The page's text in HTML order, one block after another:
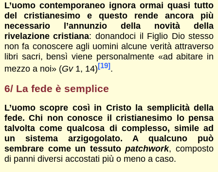
L’uomo contemporaneo ignora ormai quasi tutto
del cristianesimo e questo rende ancora più
necessario l’annunzio della novità della
rivelazione cristiana: donandoci il Figlio Dio stesso
non fa conoscere agli uomini alcune verità attraverso
libri sacri, bensì viene personalmente «ad abitare in
mezzo a noi» (Gv1, 14)[19].
6/ La fede è semplice
L’uomo scopre così in Cristo la semplicità della
fede. Chi non conosce il cristianesimo lo pensa
talvolta come qualcosa di complesso, simile ad
un sistema arzigogolato. A qualcuno può
sembrare come un tessutopatchwork, composto
di panni diversi accostati più o meno a caso.